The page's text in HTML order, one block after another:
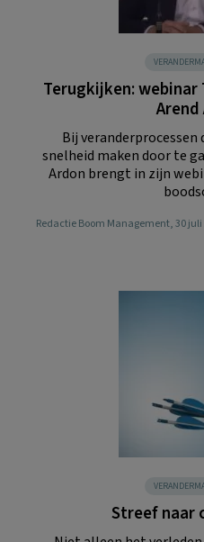
Terugkijken:
Arend
Bij veranderprocessen
snelheid maken door te
Ardon brengt in zijn
Redactie Boom Management, 30
Streef naar